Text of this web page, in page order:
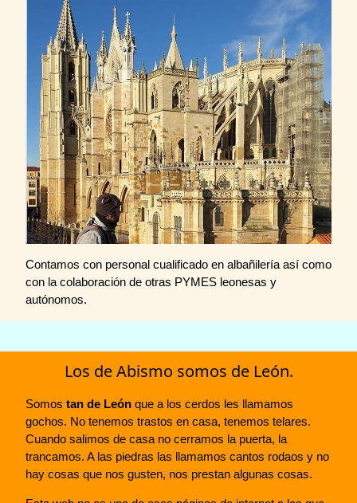
Contamos con personal cualificado en albañilería así como
con la colaboración de otras PYMES leonesas y
autónomos.
Los de Abismo somos de León.
Somos tan de León que a los cerdos les llamamos
gochos. No tenemos trastos en casa, tenemos telares.
Cuando salimos de casa no cerramos la puerta, la
trancamos. A las piedras las llamamos cantos rodaos y no
hay cosas que nos gusten, nos prestan algunas cosas.